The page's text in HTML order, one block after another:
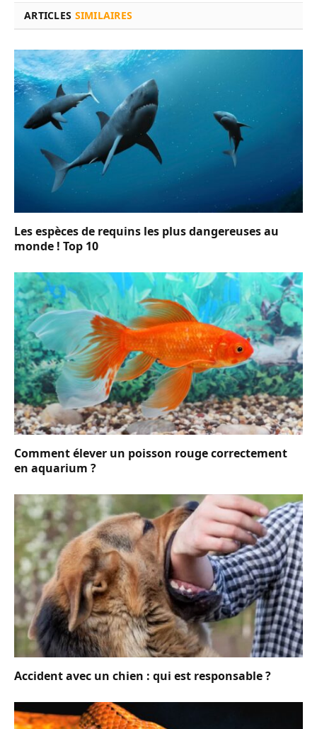
ARTICLES SIMILAIRES
Les espèces de requins les plus dangereuses au
monde ! Top 10
Comment élever un poisson rouge correctement
en aquarium ?
Accident avec un chien : qui est responsable ?